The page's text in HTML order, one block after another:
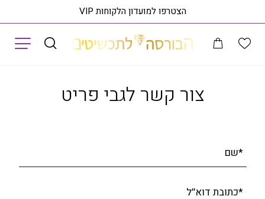
הצטרפו למועדון הלקוחות VIP
צור קשר לגבי פריט
*שם
*כתובת דוא׳׳ל